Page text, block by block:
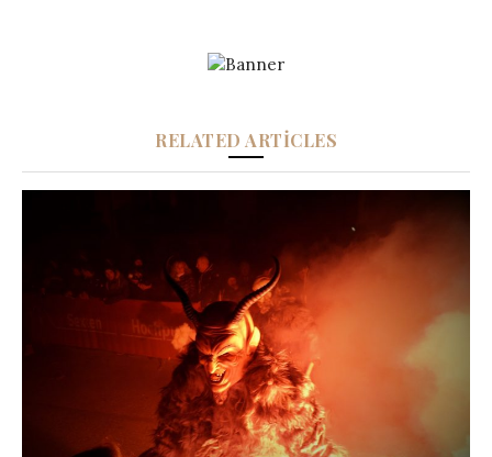
RELATED ARTICLES